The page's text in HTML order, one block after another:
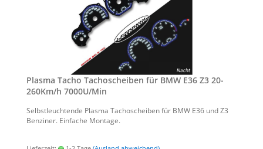
Plas­ma Tacho Ta­cho­schei­ben für BMW E36 Z3 20-​
260Km/h 7000U/Min
Selbst­leuch­ten­de Plas­ma Ta­cho­schei­ben für BMW E36 und Z3
Ben­zi­ner. Ein­fa­che Mon­ta­ge.